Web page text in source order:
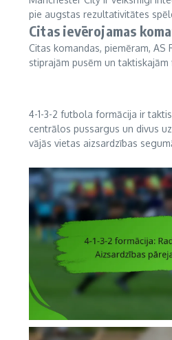
pie augstas rezultativitātes
Citas ievērojamas
Citas komandas, piemēram,
stiprajām pusēm un taktiskajām
4-1-3-2 futbola formācija ir
centrālos pussargus un divus
vājās vietas aizsardzības